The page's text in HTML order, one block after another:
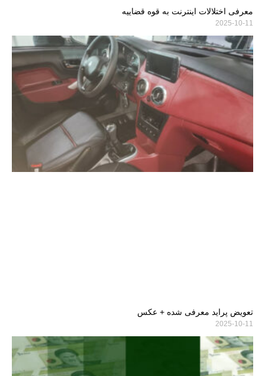
معرفی اختلالات اینترنت به قوه قضاییه
2025-10-11
تعویض پراید معرفی شده + عکس
2025-10-11